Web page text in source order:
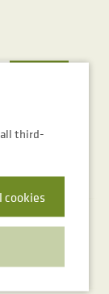
third-
cookies